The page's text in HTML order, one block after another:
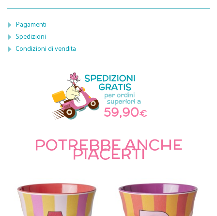
Pagamenti
Spedizioni
Condizioni di vendita
POTREBBE ANCHE
PIACERTI